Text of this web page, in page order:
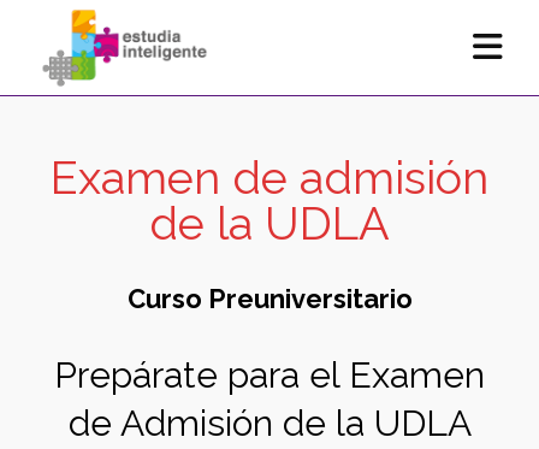
Examen de admisión
de la UDLA
Curso Preuniversitario
Prepárate para el Examen
de Admisión de la UDLA